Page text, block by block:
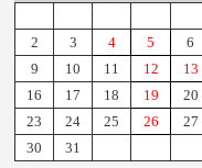
2
3 4 5 6
9
10 11 12 13
16
17 18 19 20
23
24 25 26 27
30
31